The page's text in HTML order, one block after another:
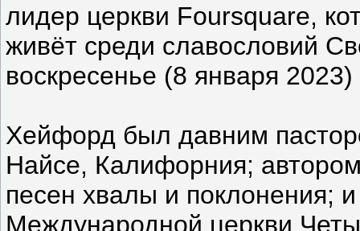
лидер церкви Foursquare,
живёт среди славословий
воскресенье (8 января 2023)
Хейфорд был давним
Найсе, Калифорния;
песен хвалы и поклонения;
Международной церкви